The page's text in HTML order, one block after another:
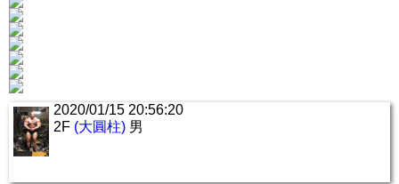
2020/01/15 20:56:20
2F (大圓柱) 男